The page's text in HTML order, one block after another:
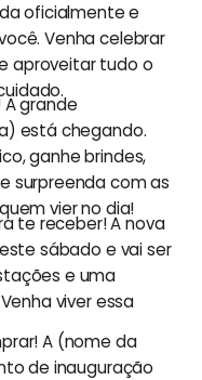
oficialmente e
Venha celebrar
aproveitar tudo o
grande
está chegando.
ganhe brindes,
surpreenda com as
vier no dia!
te receber! A nova
sábado e vai ser
e uma
viver essa
A (nome da
de inauguração